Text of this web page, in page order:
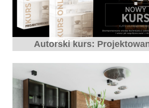
Autorski kurs: